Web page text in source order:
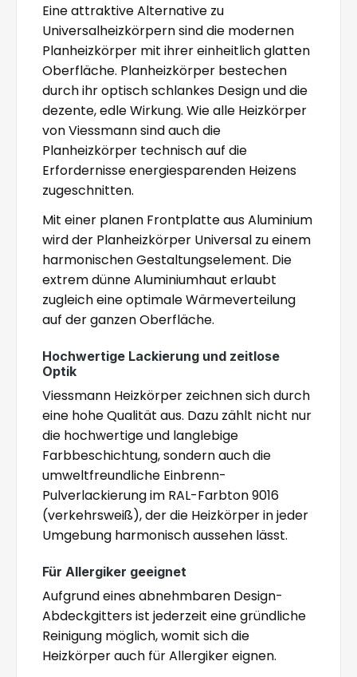
Eine attraktive Alternative zu
Universalheizkörpern sind die modernen
Planheizkörper mit ihrer einheitlich glatten
Oberfläche. Planheizkörper bestechen
durch ihr optisch schlankes Design und die
dezente, edle Wirkung. Wie alle Heizkörper
von Viessmann sind auch die
Planheizkörper technisch auf die
Erfordernisse energiesparenden Heizens
zugeschnitten.
Mit einer planen Frontplatte aus Aluminium
wird der Planheizkörper Universal zu einem
harmonischen Gestaltungselement. Die
extrem dünne Aluminiumhaut erlaubt
zugleich eine optimale Wärmeverteilung
auf der ganzen Oberfläche.
Hochwertige Lackierung und zeitlose
Optik
Viessmann Heizkörper zeichnen sich durch
eine hohe Qualität aus. Dazu zählt nicht nur
die hochwertige und langlebige
Farbbeschichtung, sondern auch die
umweltfreundliche Einbrenn-
Pulverlackierung im RAL-Farbton 9016
(verkehrsweiß), der die Heizkörper in jeder
Umgebung harmonisch aussehen lässt.
Für Allergiker geeignet
Aufgrund eines abnehmbaren Design-
Abdeckgitters ist jederzeit eine gründliche
Reinigung möglich, womit sich die
Heizkörper auch für Allergiker eignen.